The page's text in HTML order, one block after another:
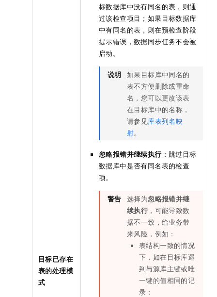
目标已存在
表的处理模
式
标数据库中没有同名的表，则通
过该检查项目；如果目标数据库
中有同名的表，则在预检查阶段
提示错误，数据同步任务不会被
启动。
说明 如果目标库中同名的
表不方便删除或重命
名，您可以更改该表
在目标库中的名称，
请参见库表列名映
射。
忽略报错并继续执行：跳过目标
数据库中是否有同名表的检查
项。
警告 选择为忽略报错并继
续执行 ，可能导致数
据不一致，给业务带
来风险，例如：
表结构一致的情况
下，如在目标库遇
到与源库主键或唯
一键的值相同的记
录：